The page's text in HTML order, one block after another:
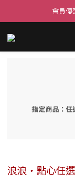
滿$450
會員優
滿$450
指定商品：任
浪浪·點心任